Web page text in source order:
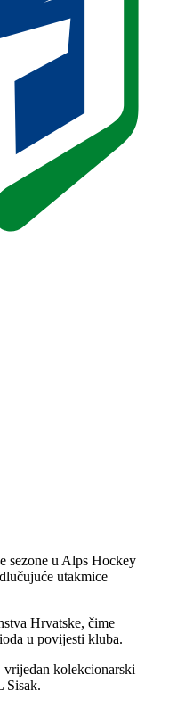
sezone u Alps Hockey
utakmice
Hrvatske, čime
u povijesti kluba.
vrijedan kolekcionarski
Sisak.